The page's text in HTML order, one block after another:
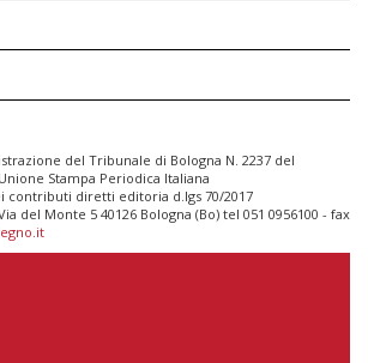
del Tribunale di Bologna N. 2237 del
Stampa Periodica Italiana
contributi diretti editoria d.lgs 70/2017
del Monte 5 40126 Bologna (Bo) tel 051 0956100 - fax